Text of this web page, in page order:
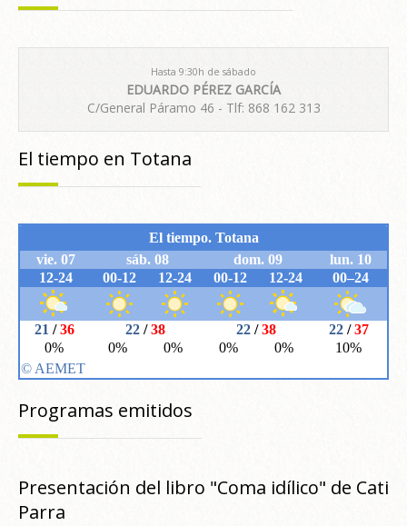
Programas emitidos
Presentación del libro "Coma idílico" de Cati
Parra
Hasta 9:30h de sábado
EDUARDO PÉREZ GARCÍA
C/General Páramo 46 - Tlf: 868 162 313
El tiempo en Totana